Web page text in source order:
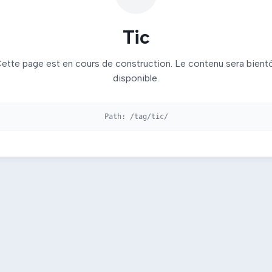
Tic
page est en cours de construction. Le contenu sera
disponible.
Path: /tag/tic/